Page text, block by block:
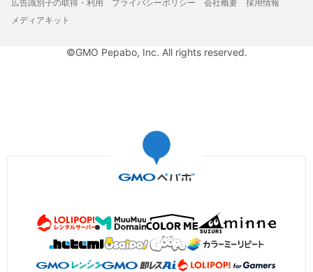
広告識別子の取得・利用
プライバシーポリシー 会社概要
採用情報
メディアキット
©GMO Pepabo, Inc. All rights reserved.